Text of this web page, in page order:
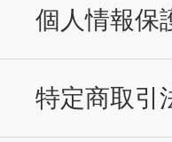
個人情報保
特定商取引